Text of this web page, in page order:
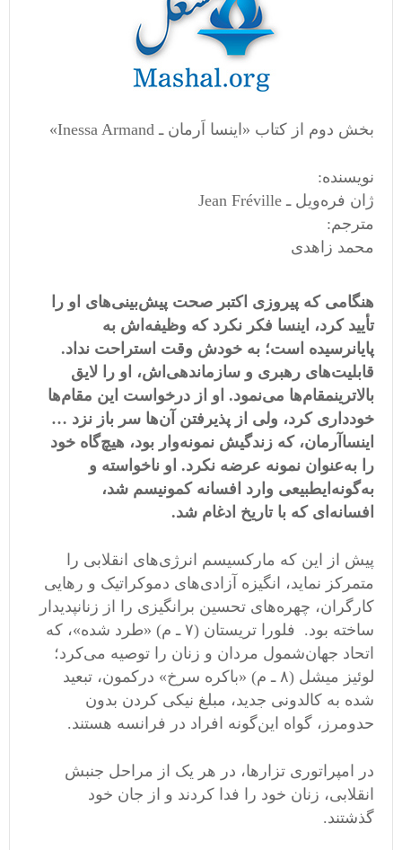
بخش دوم از کتاب «اینسا اَرمان ـ Inessa Armand»
نویسنده:
ژان فره‌ویل ـ‌ Jean Fréville
مترجم:
محمد زاهدی
هنگامی ‌که پیروزی اکتبر صحت پیشبینیهای او را
تأیید کرد، اینسا فکر نکرد که وظیفه اش به
پایانرسیده است؛ به خودش وقت استراحت نداد.
قابلیتهای رهبری و سازماندهی اش، او را لایق
بالاترینمقامها مینمود. او از درخواست این مقامها
خودداری کرد، ولی از پذیرفتن آنها سر باز نزد …
اینساآرمان، که زندگیش نمونهوار بود، هیچگاه خود
را بهعنوان نمونه عرضه نکرد. او ناخواسته و
بهگونه ایطبیعی وارد افسانه کمونیسم شد،
افسانه ای که با تاریخ ادغام شد.
پیش از این که مارکسیسم انرژیهای انقلابی را
متمرکز نماید، انگیزه آزادیهای دموکراتیک و رهایی
کارگران، چهرههای تحسین برانگیزی را از زنانپدیدار
ساخته بود. فلورا تریستان (۷ ـ م ) «طرد شده»، که
اتحاد جهانشمول مردان و زنان را توصیه میکرد؛
لوئیز میشل (۸ ـ م ) «باکره سرخ» درکمون، تبعید
شده به کالدونی جدید، مبلغ نیکی کردن بدون
حدومرز، گواه اینگونه افراد در فرانسه هستند.
در امپراتوری تزارها، در هر یک از مراحل جنبش
انقلابی، زنان خود را فدا کردند و از جان خود
گذشتند.